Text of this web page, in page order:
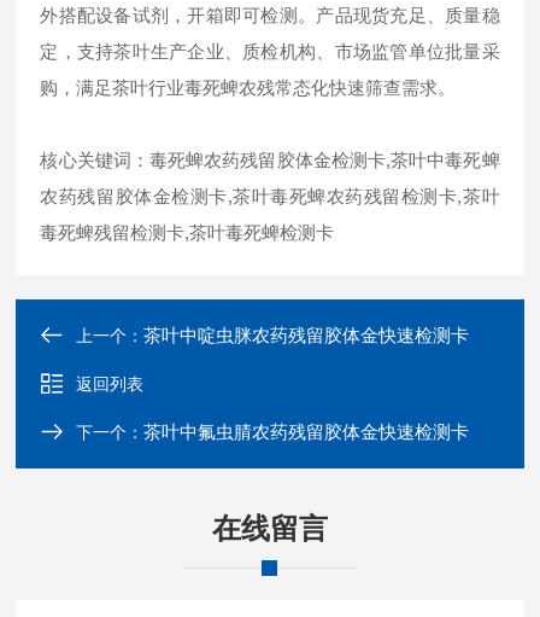
外搭配设备试剂，开箱即可检测。产品现货充足、质量稳
定，支持茶叶生产企业、质检机构、市场监管单位批量采
购，满足茶叶行业毒死蜱农残常态化快速筛查需求。
核心关键词：毒死蜱农药残留胶体金检测卡,茶叶中毒死蜱
农药残留胶体金检测卡,茶叶毒死蜱农药残留检测卡,茶叶
毒死蜱残留检测卡,茶叶毒死蜱检测卡
上一个：茶叶中啶虫脒农药残留胶体金快速检测卡
返回列表
下一个：茶叶中氟虫腈农药残留胶体金快速检测卡
在线留言